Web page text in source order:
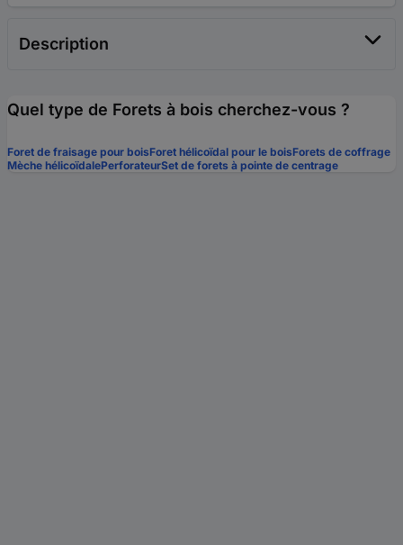
Description
Quel type de Forets à bois cherchez-vous ?
Foret de fraisage pour boisForet hélicoïdal pour le boisForets de coffrage
Mèche hélicoïdalePerforateurSet de forets à pointe de centrage